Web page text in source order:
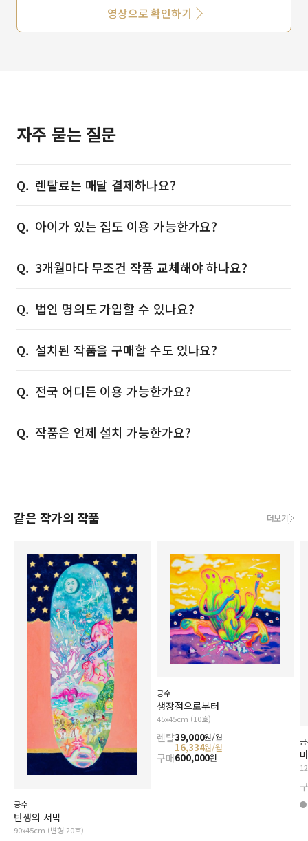
영상으로 확인하기
자주 묻는 질문
렌탈료는 매달 결제하나요?
아이가 있는 집도 이용 가능한가요?
3개월마다 무조건 작품 교체해야 하나요?
법인 명의도 가입할 수 있나요?
설치된 작품을 구매할 수도 있나요?
전국 어디든 이용 가능한가요?
작품은 언제 설치 가능한가요?
같은 작가의 작품 더보기
긍수
탄생의 서막
90x45cm (변형 20호)
긍수
생장점으로부터
45x45cm (10호)
렌탈39,000원/월
16,334원/월
구매600,000원